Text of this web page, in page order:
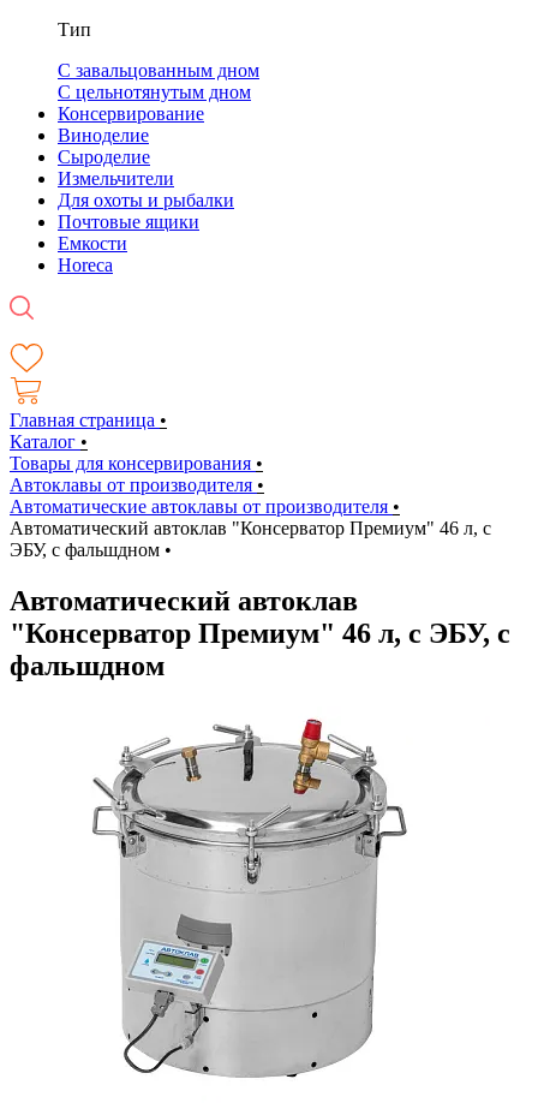
Тип
С завальцованным дном
С цельнотянутым дном
Консервирование
Виноделие
Сыроделие
Измельчители
Для охоты и рыбалки
Почтовые ящики
Емкости
Horeca
Главная страница •
Каталог •
Товары для консервирования •
Автоклавы от производителя •
Автоматические автоклавы от производителя •
Автоматический автоклав "Консерватор Премиум" 46 л, с
ЭБУ, с фальшдном •
Автоматический автоклав
"Консерватор Премиум" 46 л, с ЭБУ, с
фальшдном